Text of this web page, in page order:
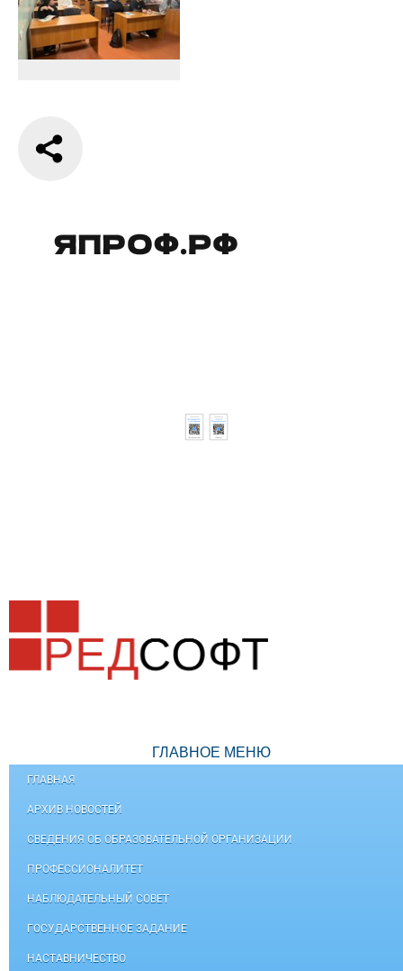
ГЛАВНОЕ МЕНЮ
ГЛАВНАЯ
АРХИВ НОВОСТЕЙ
СВЕДЕНИЯ ОБ ОБРАЗОВАТЕЛЬНОЙ ОРГАНИЗАЦИИ
ПРОФЕССИОНАЛИТЕТ
НАБЛЮДАТЕЛЬНЫЙ СОВЕТ
ГОСУДАРСТВЕННОЕ ЗАДАНИЕ
НАСТАВНИЧЕСТВО